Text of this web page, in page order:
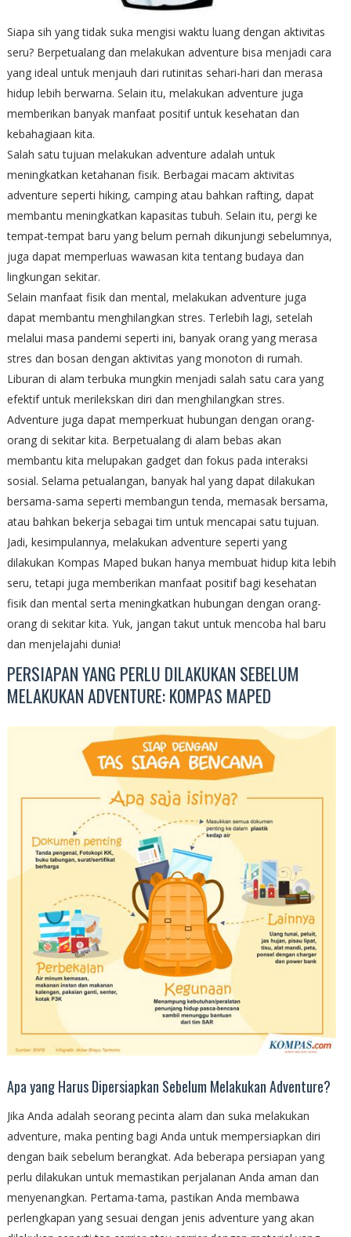
Siapa sih yang tidak suka mengisi waktu luang dengan aktivitas
seru? Berpetualang dan melakukan adventure bisa menjadi cara
yang ideal untuk menjauh dari rutinitas sehari-hari dan merasa
hidup lebih berwarna. Selain itu, melakukan adventure juga
memberikan banyak manfaat positif untuk kesehatan dan
kebahagiaan kita.
Salah satu tujuan melakukan adventure adalah untuk
meningkatkan ketahanan fisik. Berbagai macam aktivitas
adventure seperti hiking, camping atau bahkan rafting, dapat
membantu meningkatkan kapasitas tubuh. Selain itu, pergi ke
tempat-tempat baru yang belum pernah dikunjungi sebelumnya,
juga dapat memperluas wawasan kita tentang budaya dan
lingkungan sekitar.
Selain manfaat fisik dan mental, melakukan adventure juga
dapat membantu menghilangkan stres. Terlebih lagi, setelah
melalui masa pandemi seperti ini, banyak orang yang merasa
stres dan bosan dengan aktivitas yang monoton di rumah.
Liburan di alam terbuka mungkin menjadi salah satu cara yang
efektif untuk merilekskan diri dan menghilangkan stres.
Adventure juga dapat memperkuat hubungan dengan orang-
orang di sekitar kita. Berpetualang di alam bebas akan
membantu kita melupakan gadget dan fokus pada interaksi
sosial. Selama petualangan, banyak hal yang dapat dilakukan
bersama-sama seperti membangun tenda, memasak bersama,
atau bahkan bekerja sebagai tim untuk mencapai satu tujuan.
Jadi, kesimpulannya, melakukan adventure seperti yang
dilakukan Kompas Maped bukan hanya membuat hidup kita lebih
seru, tetapi juga memberikan manfaat positif bagi kesehatan
fisik dan mental serta meningkatkan hubungan dengan orang-
orang di sekitar kita. Yuk, jangan takut untuk mencoba hal baru
dan menjelajahi dunia!
PERSIAPAN YANG PERLU DILAKUKAN SEBELUM
MELAKUKAN ADVENTURE: KOMPAS MAPED
Apa yang Harus Dipersiapkan Sebelum Melakukan Adventure?
Jika Anda adalah seorang pecinta alam dan suka melakukan
adventure, maka penting bagi Anda untuk mempersiapkan diri
dengan baik sebelum berangkat. Ada beberapa persiapan yang
perlu dilakukan untuk memastikan perjalanan Anda aman dan
menyenangkan. Pertama-tama, pastikan Anda membawa
perlengkapan yang sesuai dengan jenis adventure yang akan